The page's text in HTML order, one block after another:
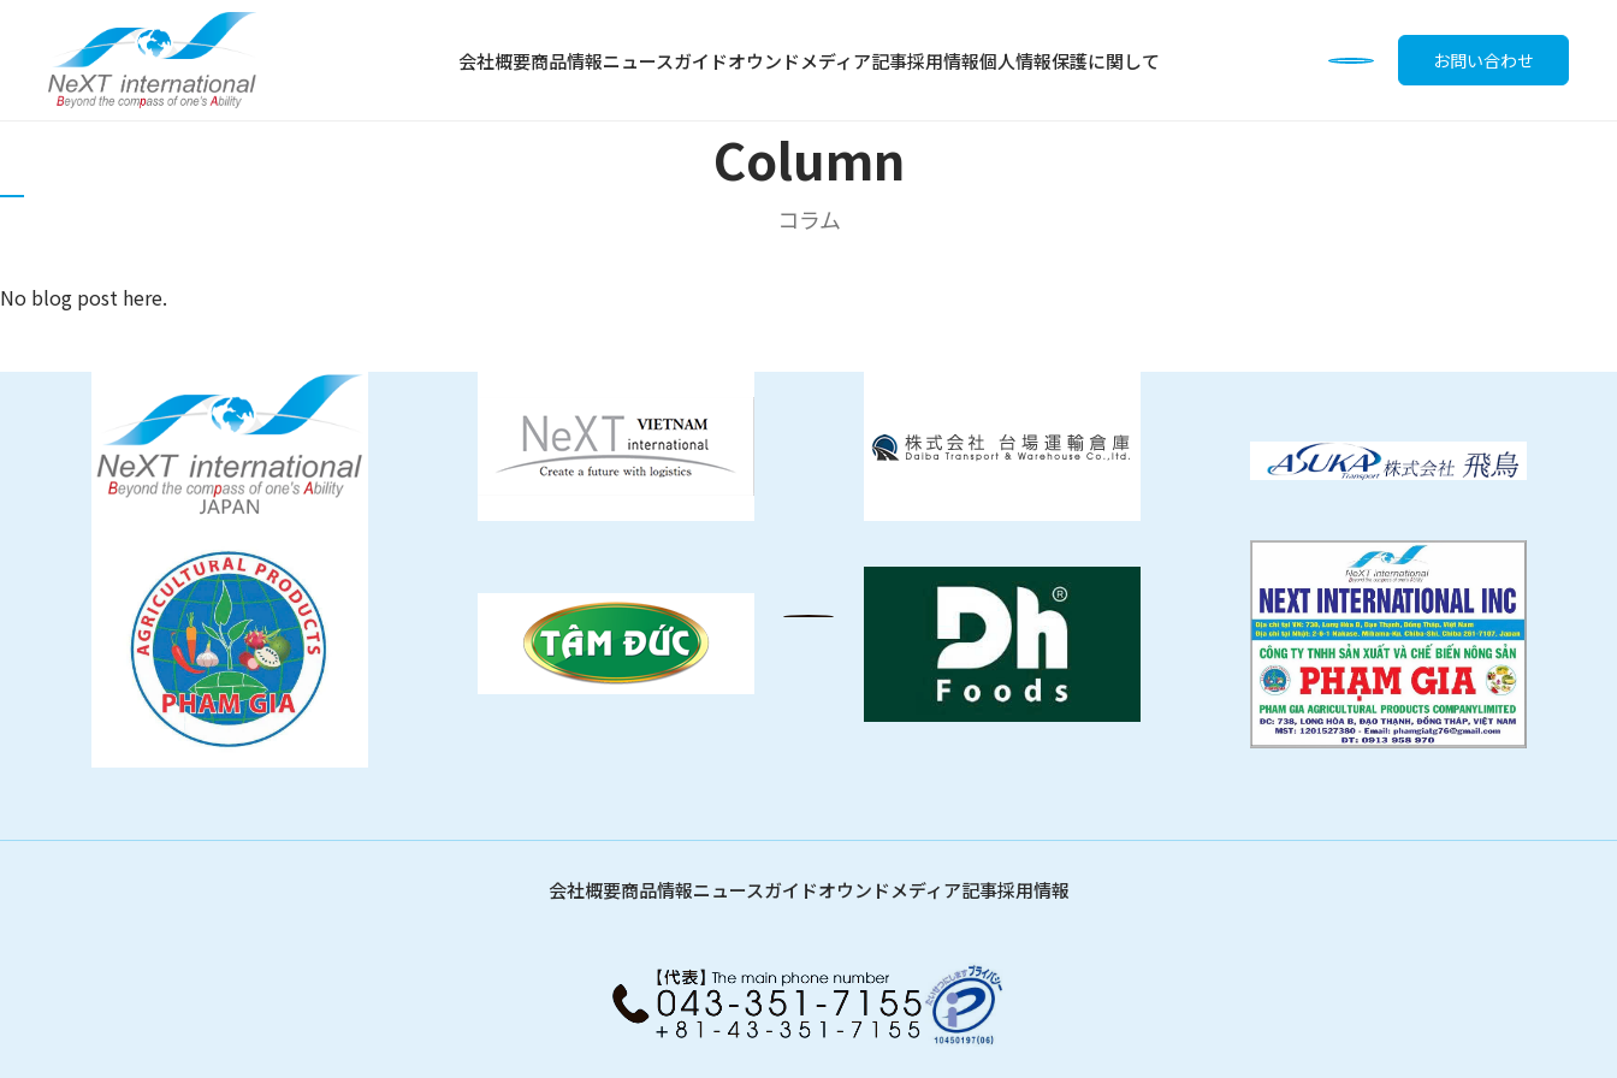
お問い合わせ
会社概要商品情報ニュースガイドオウンドメディア記事採用情報個人情報保護に関して
冷凍食品
冷凍野菜・果物
冷凍魚
竹の子
菓子類
清涼飲料水
豆乳
酒類
インスタント麵類
乾燥麺類
Column
コラム
No blog post here.
会社概要商品情報ニュースガイドオウンドメディア記事採用情報